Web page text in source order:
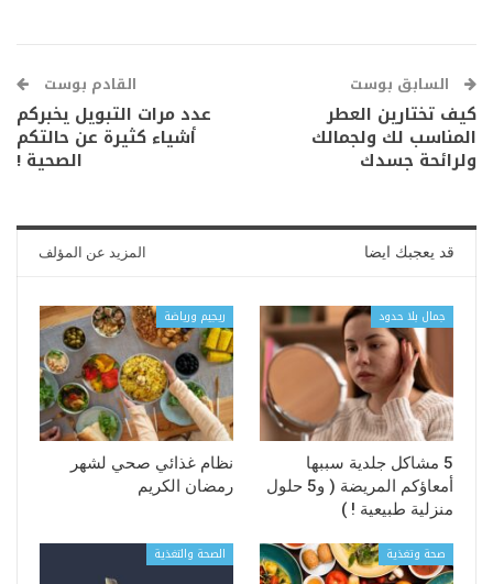
السابق بوست
كيف تختارين العطر
المناسب لك ولجمالك
ولرائحة جسدك
القادم بوست
عدد مرات التبويل يخبركم
أشياء كثيرة عن حالتكم
الصحية !
قد يعجبك ايضا المزيد عن المؤلف
جمال بلا حدود
5 مشاكل جلدية سببها
أمعاؤكم المريضة ( و5 حلول
منزلية طبيعية ! )
ريجيم ورياضة
نظام غذائي صحي لشهر
رمضان الكريم
صحة وتغذية الصحة والتغذية